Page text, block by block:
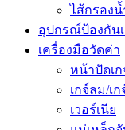
ไส้กรองน้
อุปกรณ์ป้องกัน
เครื่องมือวัดค่า
หน้าปัดเก
เกจ์ลม/เ
เวอร์เนีย